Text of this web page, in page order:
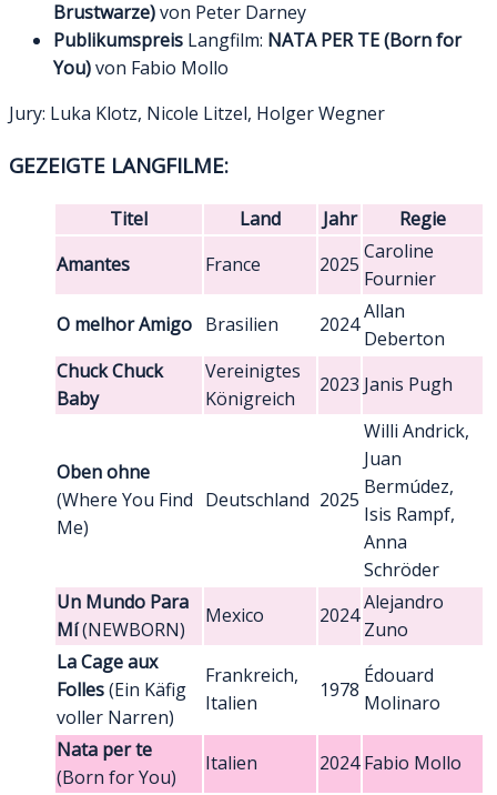
Brustwarze)von Peter Darney
Publikumspreis Langfilm: NATA PER TE (Born for
You)von Fabio Mollo
Jury: Luka Klotz, Nicole Litzel, Holger Wegner
GEZEIGTE LANGFILME:
Titel Land Jahr
Regie
Amantes
France 2025
Caroline
Fournier
O melhor Amigo Brasilien 2024
Allan
Deberton
Chuck Chuck
Baby
Vereinigtes
Königreich
2023 Janis Pugh
Oben ohne
(Where You Find
Me)
Deutschland 2025
Willi Andrick,
Juan
Bermúdez,
Isis Rampf,
Anna
Schröder
Un Mundo Para
Mí(NEWBORN)
Mexico 2024
Alejandro
Zuno
La Cage aux
Folles(Ein Käfig
voller Narren)
Frankreich,
Italien
1978
Édouard
Molinaro
Nata per te
(Born for You)
Italien 2024 Fabio Mollo